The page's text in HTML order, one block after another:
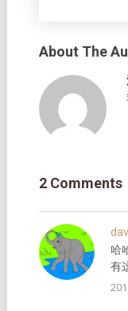
About The
2 Comments
哈
有